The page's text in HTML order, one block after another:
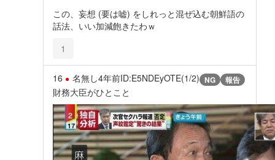
この、妄想 (要は嘘) をしれっと混ぜ込む朝鮮語の
話法、いい加減飽きたわｗ
1
16 名無し4年前ID:E5NDEyOTE(1/2) NG 報告
財務大臣がひとこと